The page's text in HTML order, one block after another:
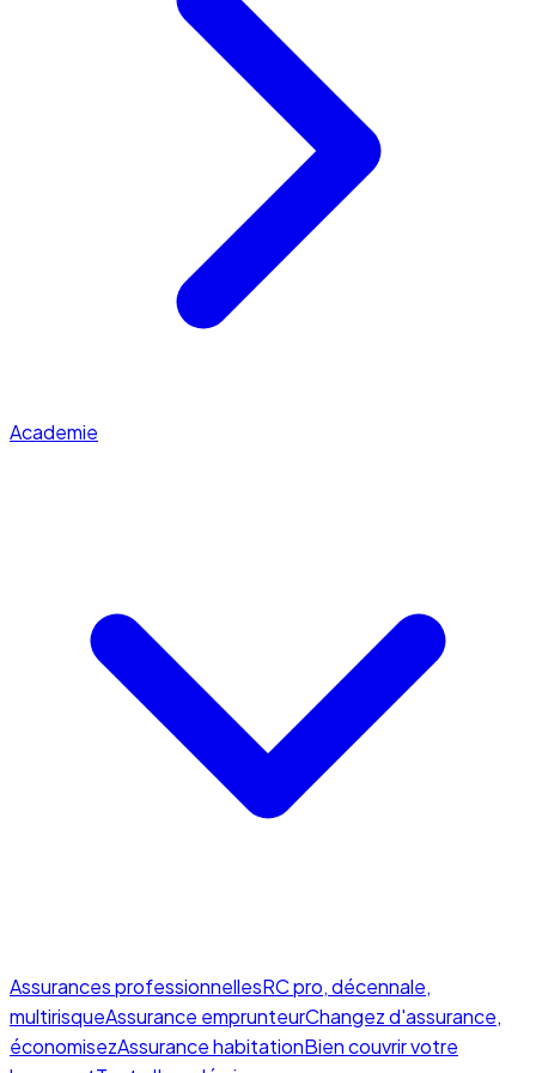
Academie
Assurances professionnellesRC pro, décennale,
multirisqueAssurance emprunteurChangez d'assurance,
économisezAssurance habitationBien couvrir votre